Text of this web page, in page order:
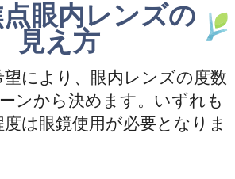
眼内レンズの
見え方
により、眼内レンズの度数
ンから決めます。いずれも
は眼鏡使用が必要となりま